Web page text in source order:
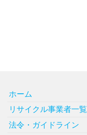
ホーム
リサイクル事業者一覧
法令・ガイドライン